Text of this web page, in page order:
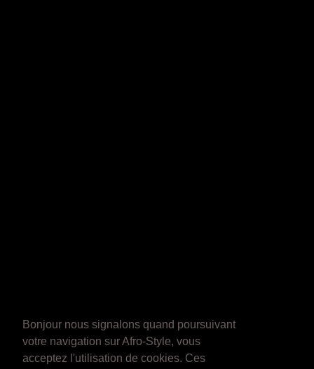
Bonjour nous signalons quand poursuivant
votre navigation sur Afro-Style, vous
acceptez l'utilisation de cookies. Ces